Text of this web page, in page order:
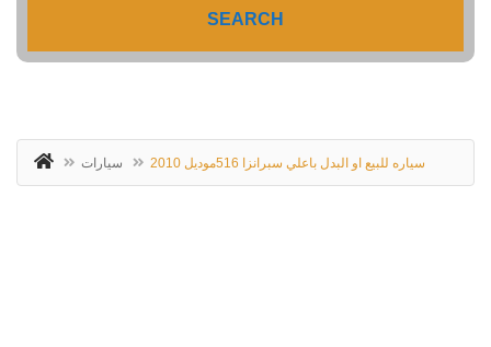
SEARCH
سيارات سياره للبيع او البدل باعلي سبرانزا 516موديل 2010